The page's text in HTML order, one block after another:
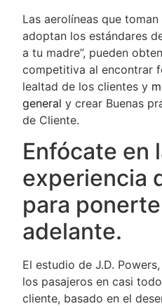
Las aerolíneas que
adoptan los estándares
a tu madre”, pueden
competitiva al encontrar
lealtad de los clientes y
general y crear Buenas
de Cliente.
Enfócate en
experiencia
para
adelante.
El estudio de J.D.
los pasajeros en casi
cliente, basado en el